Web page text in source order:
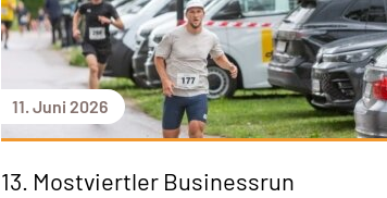
11. Juni 2026
13. Mostviertler Businessrun